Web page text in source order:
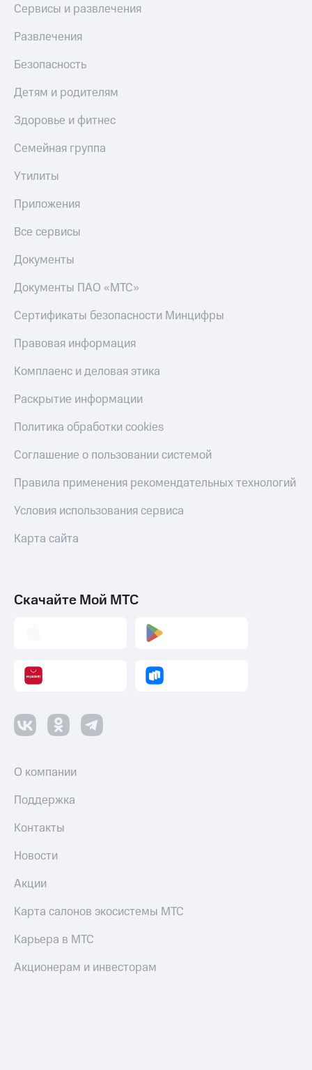
Сервисы и развлечения
Развлечения
Безопасность
Детям и родителям
Здоровье и фитнес
Семейная группа
Утилиты
Приложения
Все сервисы
Документы
Документы ПАО «МТС»
Сертификаты безопасности Минцифры
Правовая информация
Комплаенс и деловая этика
Раскрытие информации
Политика обработки cookies
Соглашение о пользовании системой
Правила применения рекомендательных технологий
Условия использования сервиса
Карта сайта
Скачайте Мой МТС
О компании
Поддержка
Контакты
Новости
Акции
Карта салонов экосистемы МТС
Карьера в МТС
Акционерам и инвесторам